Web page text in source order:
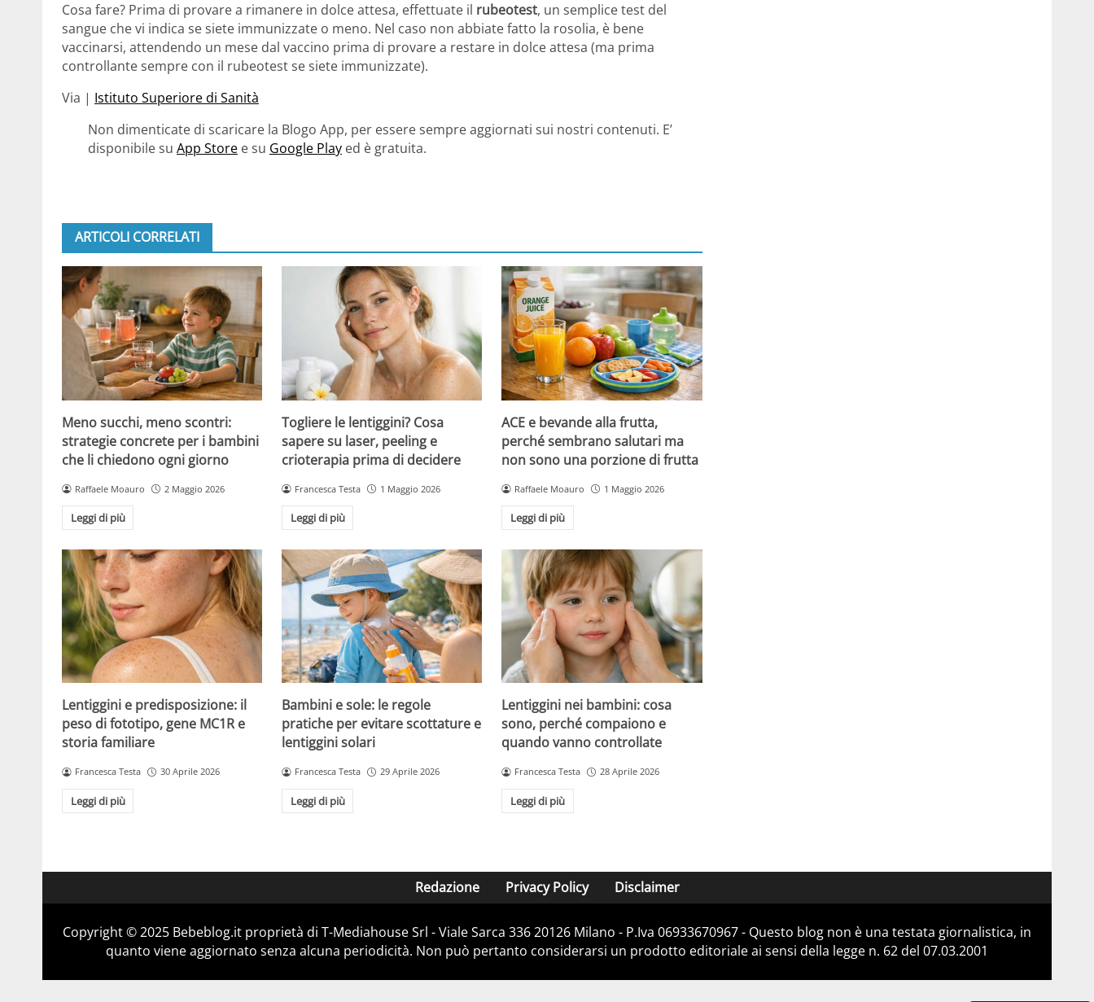
Cosa fare? Prima di provare a rimanere in dolce attesa, effettuate il rubeotest, un semplice test del
sangue che vi indica se siete immunizzate o meno. Nel caso non abbiate fatto la rosolia, è bene
vaccinarsi, attendendo un mese dal vaccino prima di provare a restare in dolce attesa (ma prima
controllante sempre con il rubeotest se siete immunizzate).
Via | Istituto Superiore di Sanità
Non dimenticate di scaricare la Blogo App, per essere sempre aggiornati sui nostri contenuti. E’
disponibile su App Store e su Google Play ed è gratuita.
ARTICOLI CORRELATI
Meno succhi, meno scontri:
strategie concrete per i bambini
che li chiedono ogni giorno
Raffaele Moauro 2 Maggio 2026
Leggi di più
Togliere le lentiggini? Cosa
sapere su laser, peeling e
crioterapia prima di decidere
Francesca Testa 1 Maggio 2026
Leggi di più
ACE e bevande alla frutta,
perché sembrano salutari ma
non sono una porzione di frutta
Raffaele Moauro 1 Maggio 2026
Leggi di più
Lentiggini e predisposizione: il
peso di fototipo, gene MC1R e
storia familiare
Francesca Testa 30 Aprile 2026
Leggi di più
Bambini e sole: le regole
pratiche per evitare scottature e
lentiggini solari
Francesca Testa 29 Aprile 2026
Leggi di più
Lentiggini nei bambini: cosa
sono, perché compaiono e
quando vanno controllate
Francesca Testa 28 Aprile 2026
Leggi di più
Redazione Privacy Policy Disclaimer
Copyright © 2025 Bebeblog.it proprietà di T-Mediahouse Srl - Viale Sarca 336 20126 Milano - P.Iva 06933670967 - Questo blog non è una testata giornalistica, in
quanto viene aggiornato senza alcuna periodicità. Non può pertanto considerarsi un prodotto editoriale ai sensi della legge n. 62 del 07.03.2001